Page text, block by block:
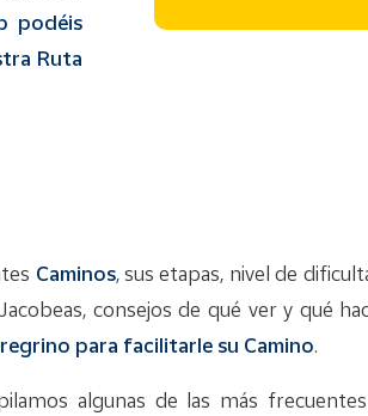
podéis
Ruta
Caminos, sus etapas, nivel de
consejos de qué ver y qué
para facilitarle su Camino.
algunas de las más